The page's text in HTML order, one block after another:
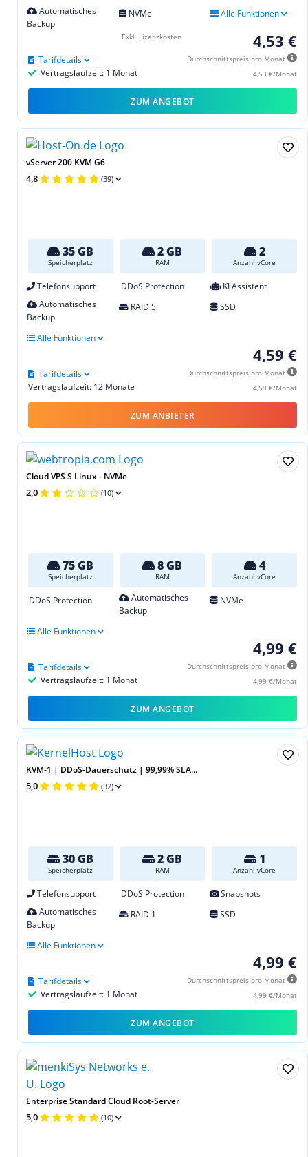
Automatisches
Backup
NVMe Alle Funktionen
4,53 €
Durchschnittspreis pro Monat
4,53 €/Monat
Vertragslaufzeit: 1 Monat
Tarifdetails
Exkl. Lizenzkosten
ZUM ANGEBOT
vServer 200 KVM G6
4,8 (39)
35 GB
Speicherplatz
2 GB
RAM
2
Anzahl vCore
Telefonsupport DDoS Protection
KI Assistent
Automatisches
Backup
RAID 5 SSD
Alle Funktionen
4,59 €
Durchschnittspreis pro Monat
4,59 €/Monat
Vertragslaufzeit: 12 Monate
Tarifdetails
ZUM ANBIETER
Cloud VPS S Linux - NVMe
2,0 (10)
75 GB
Speicherplatz
8 GB
RAM
4
Anzahl vCore
DDoS Protection
Automatisches
Backup
NVMe
Alle Funktionen
4,99 €
Durchschnittspreis pro Monat
4,99 €/Monat
Vertragslaufzeit: 1 Monat
Tarifdetails
ZUM ANGEBOT
KVM-1 | DDoS-Dauerschutz | 99,99% SLA...
5,0 (32)
30 GB
Speicherplatz
2 GB
RAM
1
Anzahl vCore
Telefonsupport DDoS Protection
Snapshots
Automatisches
Backup
RAID 1 SSD
Alle Funktionen
4,99 €
Durchschnittspreis pro Monat
4,99 €/Monat
Vertragslaufzeit: 1 Monat
Tarifdetails
ZUM ANGEBOT
Enterprise Standard Cloud Root-Server
5,0 (10)